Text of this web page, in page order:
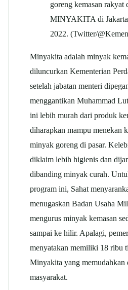
goreng kemasan rakyat
MINYAKITA di
2022. (Twitter/
Minyakita adalah minyak
diluncurkan Kementerian
setelah jabatan menteri
menggantikan Muhammad
ini lebih murah dari produk
diharapkan mampu menekan
minyak goreng di pasar.
diklaim lebih higienis dan
dibanding minyak curah.
program ini, Sahat
menugaskan Badan Usaha
mengurus minyak kemasan
sampai ke hilir. Apalagi,
menyatakan memiliki 18 ribu
Minyakita yang memudahkan
masyarakat.